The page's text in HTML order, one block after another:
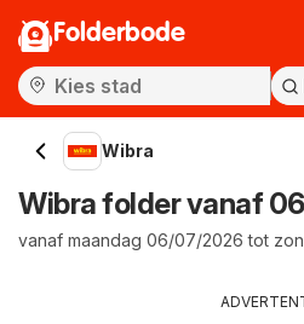
Folderbode
Wibra
Wibra folder vanaf
vanaf maandag 06/07/2026 tot